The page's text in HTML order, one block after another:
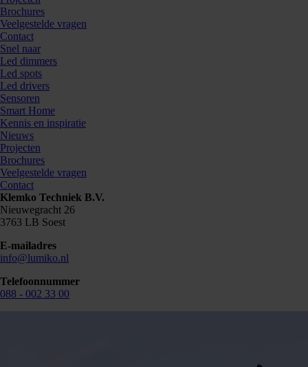
Brochures
Veelgestelde vragen
Contact
Snel naar
Led dimmers
Led spots
Led drivers
Sensoren
Smart Home
Kennis en inspiratie
Nieuws
Projecten
Brochures
Veelgestelde vragen
Contact
Klemko Techniek B.V.
Nieuwegracht 26
3763 LB Soest
E-mailadres
info@lumiko.nl
Telefoonnummer
088 - 002 33 00